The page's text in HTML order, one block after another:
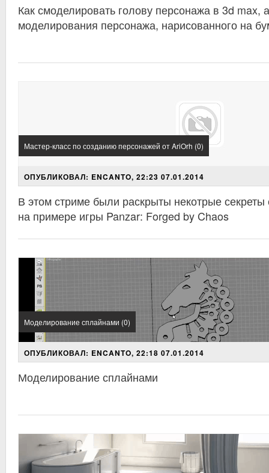
Как смоделировать голову персонажа в 3d max,
моделирования персонажа, нарисованного на
Мастер-класс по созданию персонажей от AriOrh (0)
ОПУБЛИКОВАЛ: ENCANTO, 22:23 07.01.2014
В этом стриме были раскрыты некотрые
на примере игры Panzar: Forged by Chaos
Моделирование сплайнами (0)
ОПУБЛИКОВАЛ: ENCANTO, 22:18 07.01.2014
Моделирование сплайнами